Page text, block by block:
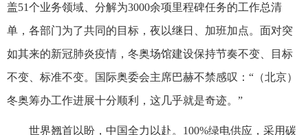
盖51个业务领域、分解为3000余项里程碑任务的工作总清
单，各部门为了共同的目标，夜以继日、加班加点。面对突
如其来的新冠肺炎疫情，冬奥场馆建设保持节奏不变、目标
不变、标准不变。国际奥委会主席巴赫不禁感叹：“（北京）
冬奥筹办工作进展十分顺利，这几乎就是奇迹。”
世界翘首以盼，中国全力以赴。100%绿电供应，采用碳